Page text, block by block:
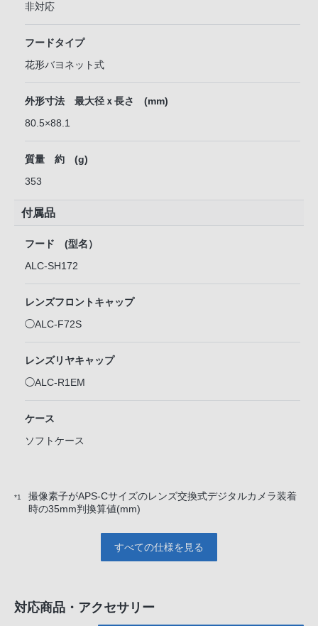
非対応
フードタイプ
花形バヨネット式
外形寸法 最大径ｘ長さ (mm)
80.5×88.1
質量 約 (g)
353
付属品
フード (型名）
ALC-SH172
レンズフロントキャップ
◯ALC-F72S
レンズリヤキャップ
◯ALC-R1EM
ケース
ソフトケース
*1
撮像素子がAPS-Cサイズのレンズ交換式デジタルカメラ装着
時の35mm判換算値(mm)
すべての仕様を見る
対応商品・アクセサリー